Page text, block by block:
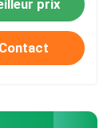
prix
Contact